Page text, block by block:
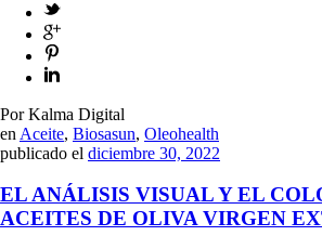
Por Kalma Digital
en Aceite, Biosasun, Oleohealth
publicado el diciembre 30, 2022
EL ANÁLISIS VISUAL Y EL
ACEITES DE OLIVA VIRGEN